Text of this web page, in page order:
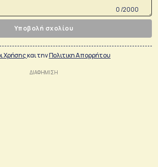
0 /2000
Υποβολή σχολίου
Χρήσηςκαι τηνΠολιτικη Απορρήτου